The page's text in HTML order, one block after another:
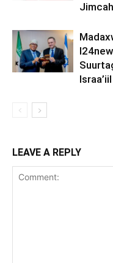
LEAVE A REPLY